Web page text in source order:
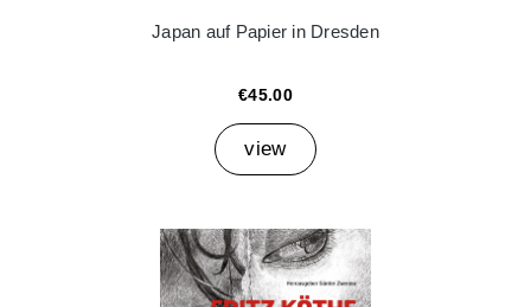
Japan auf Papier in Dresden
€45.00
view